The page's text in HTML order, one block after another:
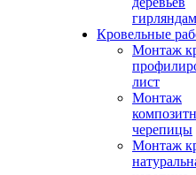
Кровельные
Монтаж
лист
Монтаж
черепицы
Монтаж